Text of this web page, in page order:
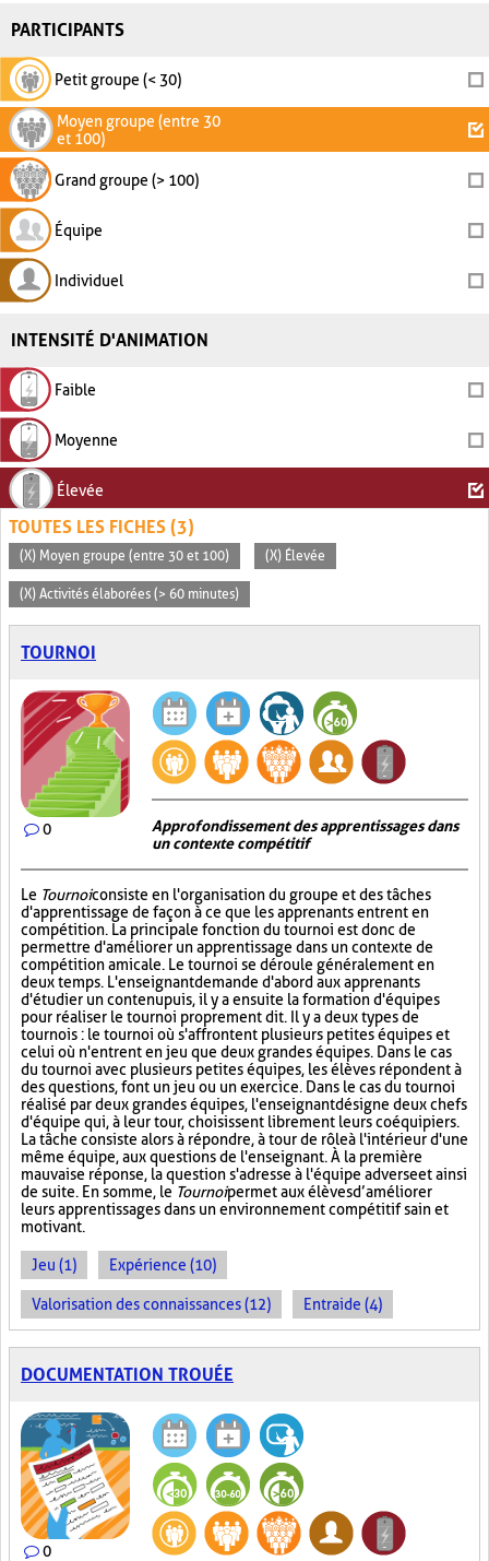
PARTICIPANTS
Petit groupe (< 30)
Moyen groupe (entre 30
et 100)
Grand groupe (> 100)
Équipe
Individuel
INTENSITÉ D'ANIMATION
Faible
Moyenne
Élevée
TOUTES LES FICHES (3)
(X) Moyen groupe (entre 30 et 100) (X) Élevée
(X) Activités élaborées (> 60 minutes)
TOURNOI
0
Approfondissement des apprentissages dans
un contexte compétitif
Le Tournoiconsiste en l'organisation du groupe et des tâches
d'apprentissage de façon à ce que les apprenants entrent en
compétition. La principale fonction du tournoi est donc de
permettre d'améliorer un apprentissage dans un contexte de
compétition amicale. Le tournoi se déroule généralement en
deux temps. L'enseignant demande d'abord aux apprenants
d'étudier un contenu puis, il y a ensuite la formation d'équipes
pour réaliser le tournoi proprement dit. Il y a deux types de
tournois : le tournoi où s'affrontent plusieurs petites équipes et
celui où n'entrent en jeu que deux grandes équipes. Dans le cas
du tournoi avec plusieurs petites équipes, les élèves répondent à
des questions, font un jeu ou un exercice. Dans le cas du tournoi
réalisé par deux grandes équipes, l'enseignant désigne deux chefs
d'équipe qui, à leur tour, choisissent librement leurs coéquipiers.
La tâche consiste alors à répondre, à tour de rôle à l'intérieur d'une
même équipe, aux questions de l'enseignant. À la première
mauvaise réponse, la question s'adresse à l'équipe adverse et ainsi
de suite. En somme, le Tournoipermet aux élèves d’améliorer
leurs apprentissages dans un environnement compétitif sain et
motivant.
Jeu (1) Expérience (10)
Valorisation des connaissances (12) Entraide (4)
DOCUMENTATION TROUÉE
0